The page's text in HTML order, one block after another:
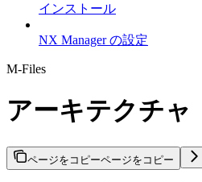
インストール
NX Manager の設定
M-Files
アーキテクチャ
ページをコピーページをコピー